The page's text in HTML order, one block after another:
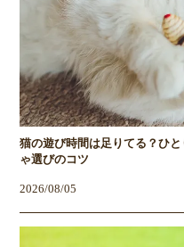
猫の遊び時間は足りてる？ひ
ゃ選びのコツ
2026/08/05